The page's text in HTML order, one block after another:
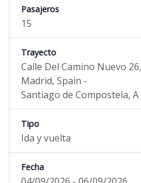
Pasajeros
15
Trayecto
Calle Del Camino Nuevo
Madrid, Spain -
Santiago de Compostela,
Tipo
Ida y vuelta
Fecha